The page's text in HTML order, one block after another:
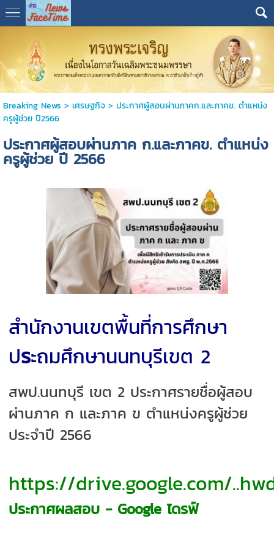
Breaking News > เศรษฐกิจ> ประกาศผู้สอบผ่านภาคก.และภาคข. ตำแหน่ง
ครูผู้ช่วย ปี2566
ประกาศผู้สอบผ่านภาค ก.และภาคข. ตำแหน่ง
ครูผู้ช่วย ปี 2566
สำนักงานเขตพื้นที่การศึกษา
ประถมศึกษานนทบุรีเขต 2
สพป.นนทบุรี เขต 2 ประกาศรายชื่อผู้สอบ
ผ่านภาค ก และภาค ข ตำแหน่งครูผู้ช่วย
ประจำปี 2566
https://drive.google.com/
ประกาศผลสอบ - Google ไดรฟ์